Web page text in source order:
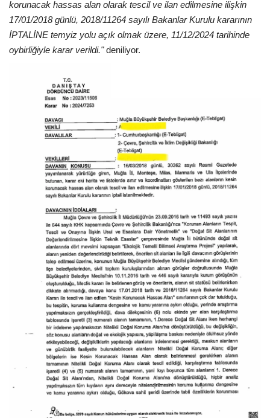
korunacak hassas alan olarak tescil ve ilan edilmesine ilişkin
17/01/2018 günlü, 2018/11264 sayılı Bakanlar Kurulu kararının
İPTALİNE temyiz yolu açık olmak üzere, 11/12/2024 tarihinde
oybirliğiyle karar verildi."deniliyor.